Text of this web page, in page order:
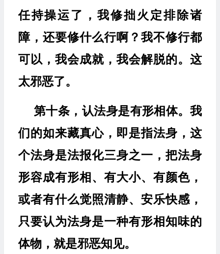
任持操运了，我修拙火定排除诸
障，还要修什么行啊？我不修行都
可以，我会成就，我会解脱的。这
太邪恶了。
第十条，认法身是有形相体。我
们的如来藏真心，即是指法身，这
个法身是法报化三身之一，把法身
形容成有形相、有大小、有颜色，
或者有什么觉照清静、安乐快感，
只要认为法身是一种有形相知味的
体物，就是邪恶知见。